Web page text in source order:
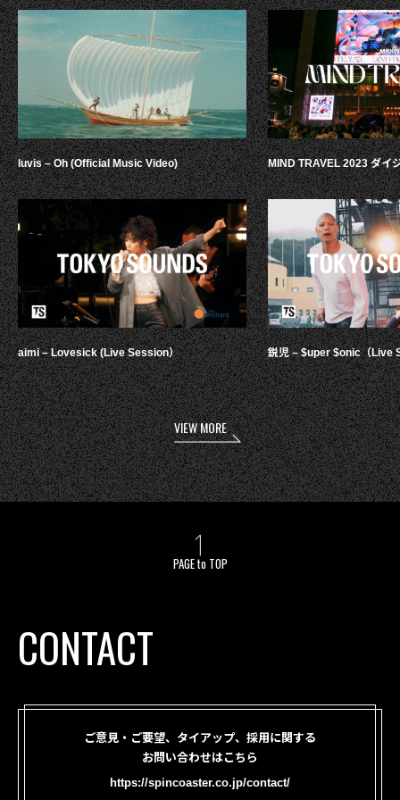
luvis – Oh (Official Music Video)
aimi – Lovesick (Live Session）
MIND TRAVEL 2023 ダイ
鋭児 – $uper $onic（Live
VIEW MORE
PAGE to TOP
CONTACT
ご意見・ご要望、タイアップ、採用に関する
お問い合わせはこちら
https://spincoaster.co.jp/contact/